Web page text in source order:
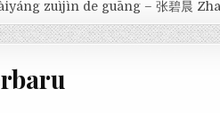
zuìjìn de guāng – 张碧晨